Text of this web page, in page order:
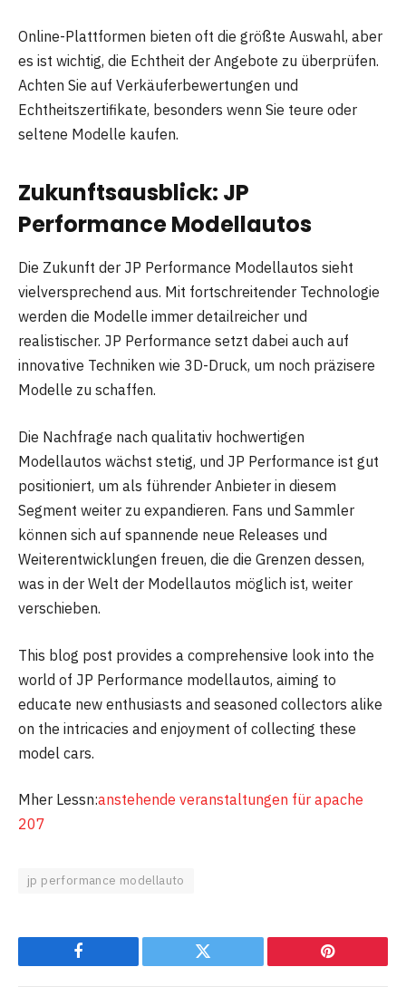
Online-Plattformen bieten oft die größte Auswahl, aber
es ist wichtig, die Echtheit der Angebote zu überprüfen.
Achten Sie auf Verkäuferbewertungen und
Echtheitszertifikate, besonders wenn Sie teure oder
seltene Modelle kaufen.
Zukunftsausblick: JP
Performance Modellautos
Die Zukunft der JP Performance Modellautos sieht
vielversprechend aus. Mit fortschreitender Technologie
werden die Modelle immer detailreicher und
realistischer. JP Performance setzt dabei auch auf
innovative Techniken wie 3D-Druck, um noch präzisere
Modelle zu schaffen.
Die Nachfrage nach qualitativ hochwertigen
Modellautos wächst stetig, und JP Performance ist gut
positioniert, um als führender Anbieter in diesem
Segment weiter zu expandieren. Fans und Sammler
können sich auf spannende neue Releases und
Weiterentwicklungen freuen, die die Grenzen dessen,
was in der Welt der Modellautos möglich ist, weiter
verschieben.
This blog post provides a comprehensive look into the
world of JP Performance modellautos, aiming to
educate new enthusiasts and seasoned collectors alike
on the intricacies and enjoyment of collecting these
model cars.
Mher Lessn:anstehende veranstaltungen für apache
207
jp performance modellauto
Facebook Twitter Pinterest